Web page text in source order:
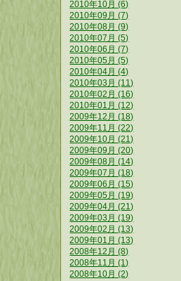
2010年10月 (6)
2010年09月 (7)
2010年08月 (9)
2010年07月 (5)
2010年06月 (7)
2010年05月 (5)
2010年04月 (4)
2010年03月 (11)
2010年02月 (16)
2010年01月 (12)
2009年12月 (18)
2009年11月 (22)
2009年10月 (21)
2009年09月 (20)
2009年08月 (14)
2009年07月 (18)
2009年06月 (15)
2009年05月 (19)
2009年04月 (21)
2009年03月 (19)
2009年02月 (13)
2009年01月 (13)
2008年12月 (8)
2008年11月 (1)
2008年10月 (2)